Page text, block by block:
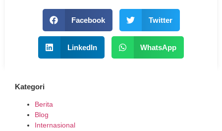
Facebook Twitter
LinkedIn WhatsApp
Kategori
Berita
Blog
Internasional